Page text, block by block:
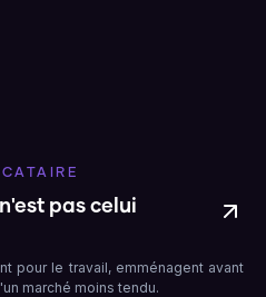
pas celui
pour le travail, emménagent avant
marché moins tendu.